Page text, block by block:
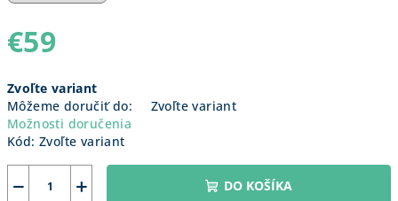
€59
cena:
Zvoľte variant
Môžeme doručiť do:
Zvoľte variant
Možnosti doručenia
Kód: Zvoľte variant
+
− DO KOŠÍKA